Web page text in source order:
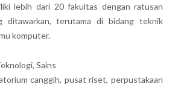
lebih dari 20 fakultas dengan ratusan
ditawarkan, terutama di bidang teknik
komputer.
Sains
canggih, pusat riset, perpustakaan